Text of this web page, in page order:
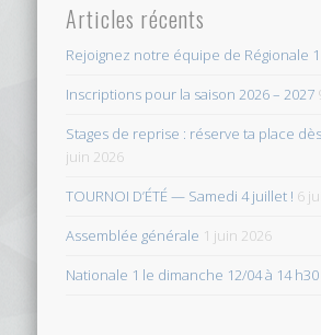
Articles récents
Rejoignez notre équipe de Régionale 1
Inscriptions pour la saison 2026 – 2027
Stages de reprise : réserve ta place
juin 2026
TOURNOI D’ÉTÉ — Samedi 4 juillet ! 6
Assemblée générale 1 juin 2026
Nationale 1 le dimanche 12/04 à 14 h30